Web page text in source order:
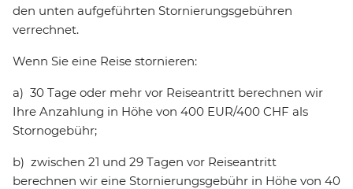
den unten aufgeführten Stornierungsgebühren
verrechnet.
Wenn Sie eine Reise stornieren:
a) 30 Tage oder mehr vor Reiseantritt berechnen wir
Ihre Anzahlung in Höhe von 400 EUR/400 CHF als
Stornogebühr;
b) zwischen 21 und 29 Tagen vor Reiseantritt
berechnen wir eine Stornierungsgebühr in Höhe von 40